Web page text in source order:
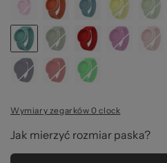
Wymiary zegarków 0 clock
Jak mierzyć rozmiar paska?